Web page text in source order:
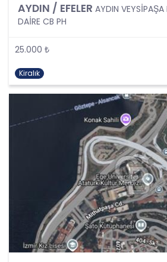
ad, soyad, doğum yeri, doğum
tanınmasını ve teşhisini sağlayan
kültürel, ekonomik, psikolojik tüm
Kişinin kimlik bilgilerine ek olarak,
numarası, vergi numarası,
sosyal güvenlik numarası,
numarası, taşıt plakası, ev
posta adresi, telefon numarası,
özgeçmişi, fotoğrafı, videosu,
grubu, kriminal geçmişi ve adli
kişinin belirli veya belirlenebilir
tüm bilgiler kişisel veri niteliği
kişisel verilerin korunması
Bu tanım uyarınca, CB
Pazarlama ve Danışmanlık
ortakları, çalışanları ve
üzere üçüncü kişiler de dahil,
AYDIN / EFELER AYDIN VEYSİPAŞA
DAİRE CB PH
25.000 ₺
Kiralık